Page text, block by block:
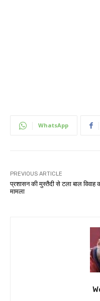
WhatsApp
PREVIOUS ARTICLE
प्रशासन की मुस्तैदी से टला बाल विवाह
मामला